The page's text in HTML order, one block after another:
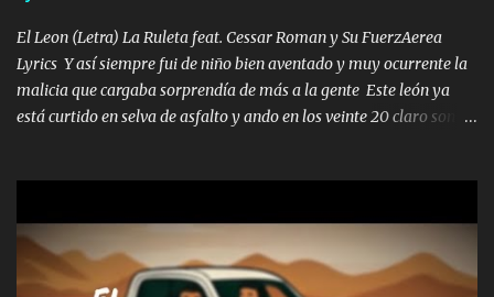
El Leon (Letra) La Ruleta feat. Cessar Roman y Su FuerzAerea
Lyrics Y así siempre fui de niño bien aventado y muy ocurrente la
malicia que cargaba sorprendía de más a la gente Este león ya
está curtido en selva de asfalto y ando en los veinte 20 claro son
pa más pues hay charola les voy a dar hasta topar pues no hay de
otra Música Surcando bien mi camino voy por mi línea no veo a
los lados aquel que no corre vuela no se me duerm voy chicoteado